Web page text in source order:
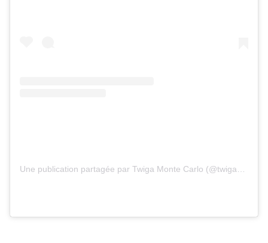
Une publication partagée par Twiga Monte Carlo (@twigamontecarlo)